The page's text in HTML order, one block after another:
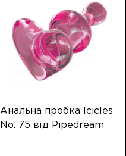
Анальна пробка Icicles
No. 75 від Pipedream